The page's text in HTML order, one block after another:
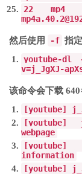
22 mp4
mp4a.40.2@
然后使用 -f 指
youtube-dl
v=j_JgXJ-
该命令会下载
[youtube]
[youtube]
webpage
[youtube]
information
[youtube]